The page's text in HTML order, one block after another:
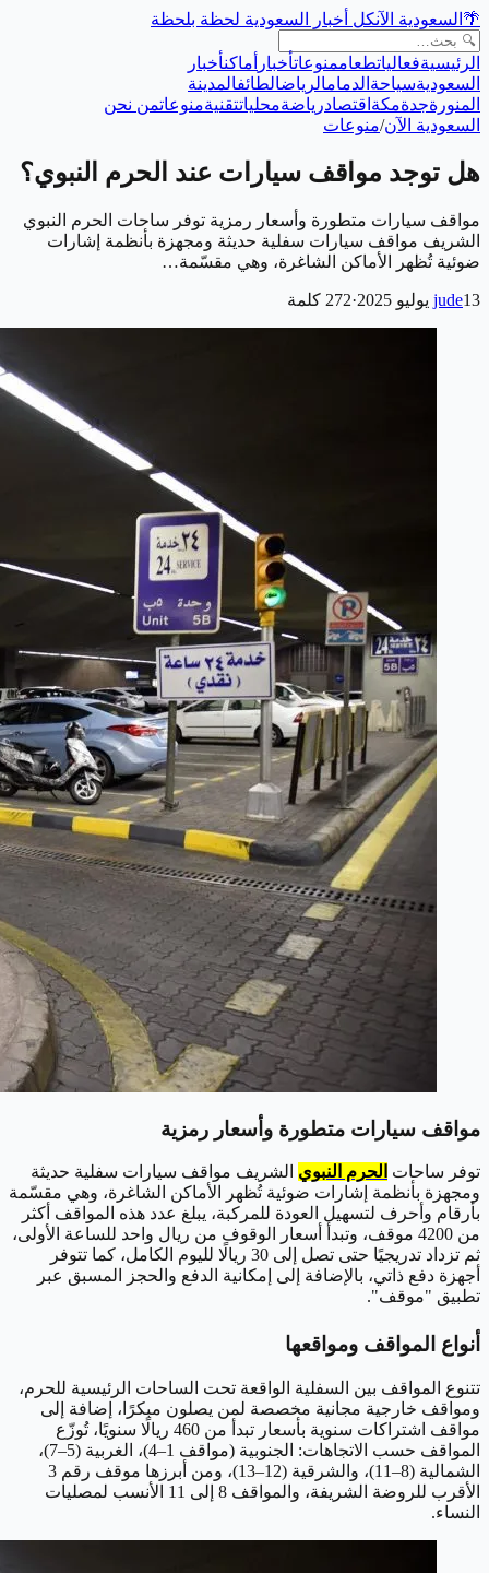
🌴 السعودية الآنكل أخبار السعودية لحظة بلحظة
الرئيسيةفعالياتطعاممنوعاتأخبار أماكنأخبار
السعوديةسياحة الدمامالرياضالطائفالمدينة
المنورةجدةمكة اقتصادرياضةمحلياتتقنيةمنوعاتمن نحن
السعودية الآن/منوعات
هل توجد مواقف سيارات عند الحرم النبوي؟
مواقف سيارات متطورة وأسعار رمزية توفر ساحات الحرم النبوي
الشريف مواقف سيارات سفلية حديثة ومجهزة بأنظمة إشارات
ضوئية تُظهر الأماكن الشاغرة، وهي مقسّمة…
jude13 يوليو 2025 ·
272 كلمة
مواقف سيارات متطورة وأسعار رمزية
توفر ساحات الحرم النبوي الشريف مواقف سيارات سفلية حديثة
ومجهزة بأنظمة إشارات ضوئية تُظهر الأماكن الشاغرة، وهي مقسّمة
بأرقام وأحرف لتسهيل العودة للمركبة، يبلغ عدد هذه المواقف أكثر
من 4200 موقف، وتبدأ أسعار الوقوف من ريال واحد للساعة الأولى،
ثم تزداد تدريجيًا حتى تصل إلى 30 ريالًا لليوم الكامل، كما تتوفر
أجهزة دفع ذاتي، بالإضافة إلى إمكانية الدفع والحجز المسبق عبر
تطبيق "موقف".
أنواع المواقف ومواقعها
تتنوع المواقف بين السفلية الواقعة تحت الساحات الرئيسية للحرم،
ومواقف خارجية مجانية مخصصة لمن يصلون مبكرًا، إضافة إلى
مواقف اشتراكات سنوية بأسعار تبدأ من 460 ريالًا سنويًا، تُوزّع
المواقف حسب الاتجاهات: الجنوبية (مواقف 1–4)، الغربية (5–7)،
الشمالية (8–11)، والشرقية (12–13)، ومن أبرزها موقف رقم 3
الأقرب للروضة الشريفة، والمواقف 8 إلى 11 الأنسب لمصليات
النساء.